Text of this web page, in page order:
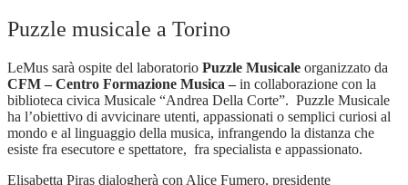
Puzzle musicale a Torino
LeMus sarà ospite del laboratorio Puzzle Musicale organizzato da
CFM – Centro Formazione Musica –in collaborazione con la
biblioteca civica Musicale “Andrea Della Corte”. Puzzle Musicale
ha l’obiettivo di avvicinare utenti, appassionati o semplici curiosi al
mondo e al linguaggio della musica, infrangendo la distanza che
esiste fra esecutore e spettatore, fra specialista e appassionato.
Elisabetta Piras dialogherà con Alice Fumero, presidente